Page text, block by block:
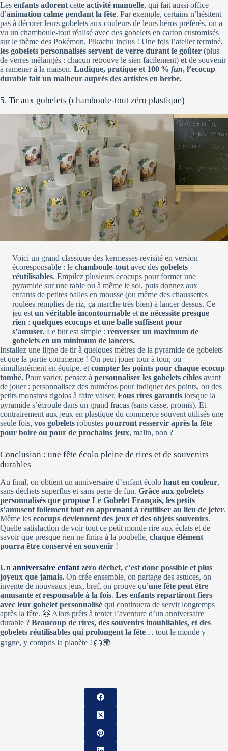
Les enfants adorentcette activité manuelle, qui fait aussi office
d’animation calme pendant la fête. Par exemple, certains n’hésitent
pas à décorer leurs gobelets aux couleurs de leurs héros préférés, on a
vu un chamboule-tout réalisé avec des gobelets en carton customisés
sur le thème des Pokémon, Pikachu inclus ! Une fois l’atelier terminé,
les gobelets personnalisés servent de verre durant le goûter (plus
de verres mélangés : chacun retrouve le sien facilement) etde souvenir
à ramener à la maison. Ludique, pratique et 100 % fun, l’ecocup
durable fait un malheur auprès des artistes en herbe.
5. Tir aux gobelets (chamboule-tout zéro plastique)
Voici un grand classique des kermesses revisité en version
écoresponsable : le chamboule-tout avec des gobelets
réutilisables. Empilez plusieurs ecocups pour former une
pyramide sur une table ou à même le sol, puis donnez aux
enfants de petites balles en mousse (ou même des chaussettes
roulées remplies de riz, ça marche très bien) à lancer dessus. Ce
jeu est un véritable incontournable et ne nécessite presque
rien : quelques ecocups et une balle suffisent pour
s’amuser. Le but est simple : renverser un maximum de
gobelets en un minimum de lancers.
Installez une ligne de tir à quelques mètres de la pyramide de gobelets
et que la partie commence ! On peut jouer tour à tour, ou
simultanément en équipe, et compter les points pour chaque ecocup
tombé. Pour varier, pensez à personnaliser les gobelets cibles avant
de jouer : personnalisez des numéros pour indiquer des points, ou des
petits monstres rigolos à faire valser. Fous rires garantis lorsque la
pyramide s’écroule dans un grand fracas (sans casse, promis). Et
contrairement aux jeux en plastique du commerce souvent utilisés une
seule fois, vos gobelets robustes pourront resservir après la fête
pour boire ou pour de prochains jeux, malin, non ?
Conclusion : une fête écolo pleine de rires et de souvenirs
durables
Au final, on obtient un anniversaire d’enfant écolo haut en couleur,
sans déchets superflus et sans perte de fun. Grâce aux gobelets
personnalisés que propose Le Gobelet Français, les petits
s’amusent follement tout en apprenant à réutiliser au lieu de jeter.
Même les ecocups deviennent des jeux et des objets souvenirs.
Quelle satisfaction de voir tout ce petit monde rire aux éclats et de
savoir que presque rien ne finira à la poubelle, chaque élément
pourra être conservé en souvenir !
Un anniversaire enfant zéro déchet, c’est donc possible et plus
joyeux que jamais. On crée ensemble, on partage des astuces, on
invente de nouveaux jeux, bref, on prouve qu’une fête peut être
amusante etresponsable à la fois. Les enfants repartiront fiers
avec leur gobelet personnalisé qui continuera de servir longtemps
après la fête. 🤗 Alors prêts à tenter l’aventure d’un anniversaire
durable ? Beaucoup de rires, des souvenirs inoubliables, et des
gobelets réutilisables qui prolongent la fête… tout le monde y
gagne, y compris la planète ! 🎂🌍